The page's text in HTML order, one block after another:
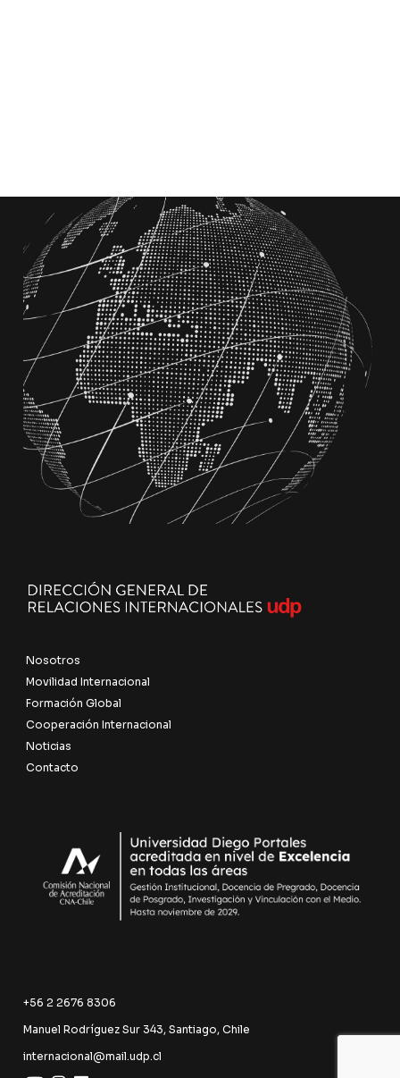
Nosotros
Movilidad Internacional
Formación Global
Cooperación Internacional
Noticias
Contacto
+56 2 2676 8306
Manuel Rodríguez Sur 343, Santiago, Chile
internacional@mail.udp.cl